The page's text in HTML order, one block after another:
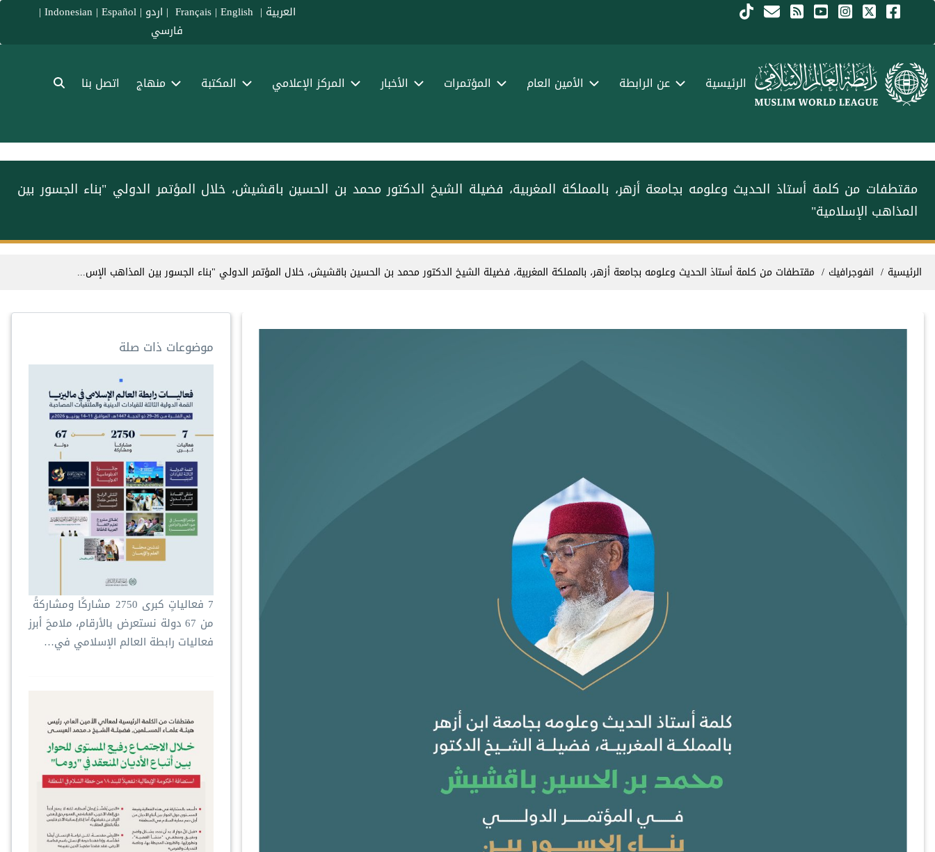
تجاوز إلى المحتوى الرئيسي العربية |
Français
| English
| اردو |
Indonesian | Español
|
فارسي
Menu Arabic الرئيسية عن الرابطة الأمين العام المؤتمرات الأخبار المركز الإعلامي المكتبة منهاج اتصل بنا
مقتطفات من كلمة أستاذ الحديث وعلومه بجامعة أزهر، بالمملكة المغربية، فضيلة الشيخ الدكتور محمد بن الحسين باقشيش، خلال المؤتمر الدولي "بناء الجسور بين
المذاهب الإسلامية"
مسار التنقل
الرئيسية انفوجرافيك مقتطفات من كلمة أستاذ الحديث وعلومه بجامعة أزهر، بالمملكة المغربية، فضيلة الشيخ الدكتور محمد بن الحسين باقشيش، خلال المؤتمر الدولي "بناء الجسور بين المذاهب الإس...
موضوعات ذات صلة
‏7 فعالياتٍ كبرى ‏2750 مشاركًا ومشاركةً ‏
من 67 دولة ‏نستعرض بالأرقام، ملامحَ أبرز
فعاليات ⁧‫رابطة العالم الإسلامي‬⁩ في…